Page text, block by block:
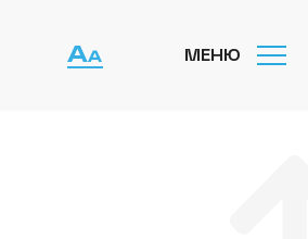
МЕНЮ